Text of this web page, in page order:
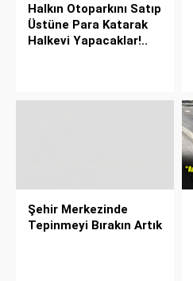
Halkın Otoparkını Satıp
Üstüne Para Katarak
Halkevi Yapacaklar!..
Şehir Merkezinde
Tepinmeyi Bırakın Artık